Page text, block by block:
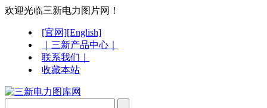
欢迎光临三新电力图片网！
[官网][English]
｜三新产品中心｜
联系我们｜
收藏本站